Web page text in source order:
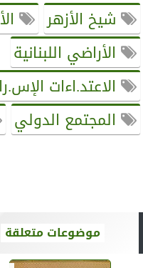
شيخ الأزهر
الأراضي اللبنانية
الاعتد.اءات
المجتمع الدولي
موضوعات متعلقة